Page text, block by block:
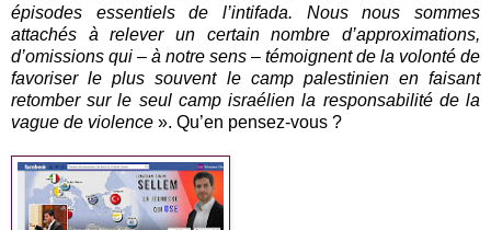
épisodes essentiels de l’intifada. Nous nous sommes
attachés à relever un certain nombre d’approximations,
d’omissions qui – à notre sens – témoignent de la volonté de
favoriser le plus souvent le camp palestinien en faisant
retomber sur le seul camp israélien la responsabilité de la
vague de violence ». Qu’en pensez-vous ?